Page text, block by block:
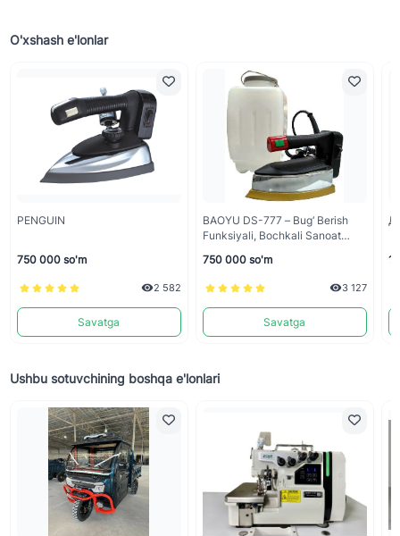
O'xshash e'lonlar
PENGUIN
750 000 so'm
2 582
Savatga
BAOYU DS-777 – Bug‘ Berish
Funksiyali, Bochkali Sanoat
750 000 so'm
3 127
Savatga
1
Ushbu sotuvchining boshqa e'lonlari